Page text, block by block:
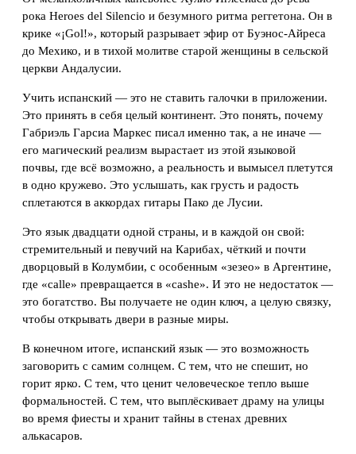
рока Heroes del Silencio и безумного ритма реггетона. Он в
крике «¡Gol!», который разрывает эфир от Буэнос-Айреса
до Мехико, и в тихой молитве старой женщины в сельской
церкви Андалусии.
Учить испанский — это не ставить галочки в приложении.
Это принять в себя целый континент. Это понять, почему
Габриэль Гарсиа Маркес писал именно так, а не иначе —
его магический реализм вырастает из этой языковой
почвы, где всё возможно, а реальность и вымысел плетутся
в одно кружево. Это услышать, как грусть и радость
сплетаются в аккордах гитары Пако де Лусии.
Это язык двадцати одной страны, и в каждой он свой:
стремительный и певучий на Карибах, чёткий и почти
дворцовый в Колумбии, с особенным «зезео» в Аргентине,
где «calle» превращается в «cashe». И это не недостаток —
это богатство. Вы получаете не один ключ, а целую связку,
чтобы открывать двери в разные миры.
В конечном итоге, испанский язык — это возможность
заговорить с самим солнцем. С тем, что не спешит, но
горит ярко. С тем, что ценит человеческое тепло выше
формальностей. С тем, что выплёскивает драму на улицы
во время фиесты и хранит тайны в стенах древних
алькасаров.